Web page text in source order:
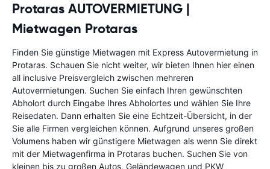
Protaras AUTOVERMIETUNG |
Mietwagen Protaras
Finden Sie günstige Mietwagen mit Express Autovermietung in
Protaras. Schauen Sie nicht weiter, wir bieten Ihnen hier einen
all inclusive Preisvergleich zwischen mehreren
Autovermietungen. Suchen Sie einfach Ihren gewünschten
Abholort durch Eingabe Ihres Abholortes und wählen Sie Ihre
Reisedaten. Dann erhalten Sie eine Echtzeit-Übersicht, in der
Sie alle Firmen vergleichen können. Aufgrund unseres großen
Volumens haben wir günstigere Mietwagen als wenn Sie direkt
mit der Mietwagenfirma in Protaras buchen. Suchen Sie von
kleinen bis zu großen Autos, Geländewagen und PKW